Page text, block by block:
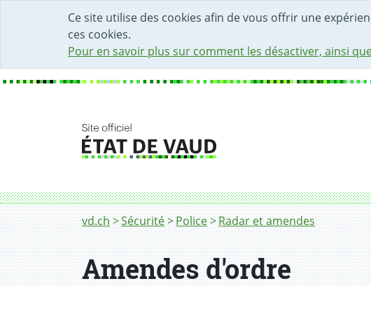
Ce site utilise des cookies afin de vous offrir une
ces cookies.
Pour en savoir plus sur comment les désactiver, ainsi
DÉBUT DU CONTENU DE LA PAGE
ACCÈS AU CHAMP DE RECHERCHE
PAGE D'ACCUEIL
FORMULAIRE DE CONTACT
Fil d'Ariane
vd.ch Sécurité Police Radar et amendes
Amendes d'ordre
Amendes d'ordre